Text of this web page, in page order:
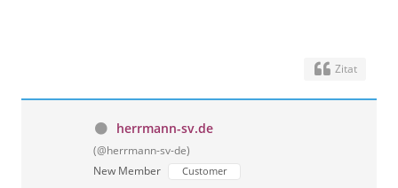
Zitat
herrmann-sv.de
(@herrmann-sv-de)
New Member
Customer